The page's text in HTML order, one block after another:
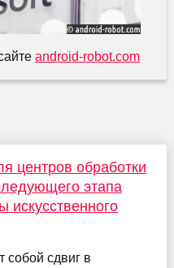
android-robot.com
центров обработки
этапа
искусственного
собой сдвиг в